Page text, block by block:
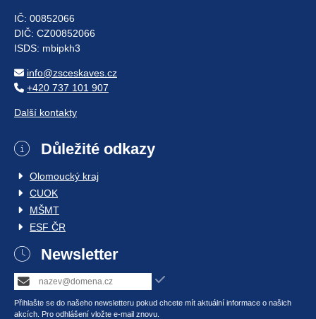
IČ: 00852066
DIČ: CZ00852066
ISDS: mbipkh3
info@zsceskaves.cz
+420 737 101 907
Další kontakty
Důležité odkazy
Olomoucký kraj
CUOK
MŠMT
ESF ČR
Newsletter
Přihlašte se do našeho newsletteru pokud chcete mít aktuální informace o našich
akcích. Pro odhlášení vložte e-mail znovu.